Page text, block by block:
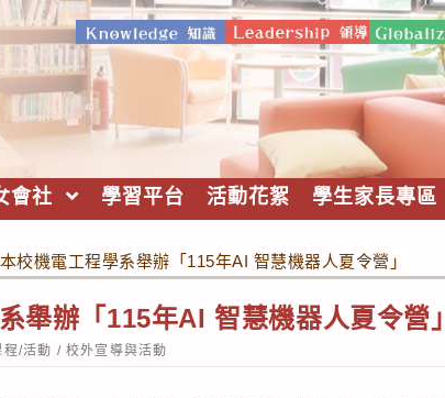
會社 學習平台 活動花絮 學生家長專區
校機電工程學系舉辦「115年AI 智慧機器人夏令營」
舉辦「115年AI 智慧機器人夏令營」
/活動 / 校外宣導與活動